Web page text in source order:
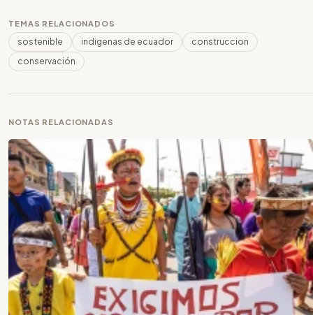
TEMAS RELACIONADOS
sostenible indigenas de ecuador
construccion
conservación
NOTAS RELACIONADAS